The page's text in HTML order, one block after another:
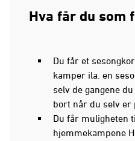
Hva får du som
Du får et
kamper ila. en
selv de gangene
bort når du selv er
Du får muligheten
hjemmekampene